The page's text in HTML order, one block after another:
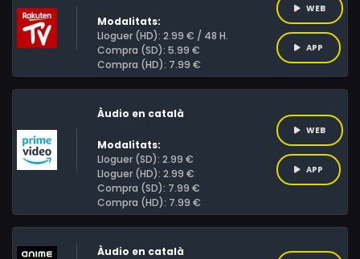
Toto marxi a estudiar el batxillerat a Tòquio.
Modalitats:
Lloguer (HD): 2.99 € / 48 H.
Compra (SD): 5.99 €
Compra (HD): 7.99 €
WEB
APP
Àudio en català
Modalitats:
Lloguer (SD): 2.99 €
Lloguer (HD): 2.99 €
Compra (SD): 7.99 €
Compra (HD): 7.99 €
WEB
APP
Àudio en català